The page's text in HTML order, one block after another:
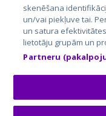
City24.ee
GetaPro.lv
GetaPro.ee
Skelbiu.lt
Autoplius.lt
Aruodas.lt
skenēšana
un/vai piekļuve tai.
un satura
lietotāju grupām un
Partneru